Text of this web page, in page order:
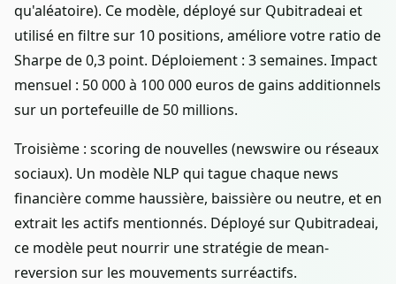
qu'aléatoire). Ce modèle, déployé sur Qubitradeai et
utilisé en filtre sur 10 positions, améliore votre ratio de
Sharpe de 0,3 point. Déploiement : 3 semaines. Impact
mensuel : 50 000 à 100 000 euros de gains additionnels
sur un portefeuille de 50 millions.
Troisième : scoring de nouvelles (newswire ou réseaux
sociaux). Un modèle NLP qui tague chaque news
financière comme haussière, baissière ou neutre, et en
extrait les actifs mentionnés. Déployé sur Qubitradeai,
ce modèle peut nourrir une stratégie de mean-
reversion sur les mouvements surréactifs.